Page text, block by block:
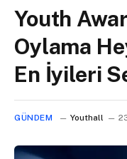
Youth
Oylama
En İyileri
GÜNDEM Youthall